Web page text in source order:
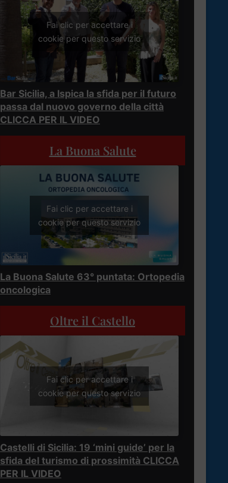
Fai clic per accettare i
cookie per questo servizio
Bar Sicilia, a Ispica la sfida per il futuro
passa dal nuovo governo della città
CLICCA PER IL VIDEO
La Buona Salute
Fai clic per accettare i
cookie per questo servizio
La Buona Salute 63° puntata: Ortopedia
oncologica
Oltre il Castello
Fai clic per accettare i
cookie per questo servizio
Castelli di Sicilia: 19 ‘mini guide’ per la
sfida del turismo di prossimità CLICCA
PER IL VIDEO